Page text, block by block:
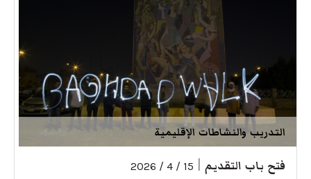
التدريب والنشاطات الإقليمية
فتح باب التقديم 15 / 4 / 2026